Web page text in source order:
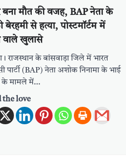
मौत की वजह, BAP नेता के
बेरहमी से हत्या, पोस्टमॉर्टम में
वाले खुलासे
राजस्थान के बांसवाड़ा जिले में भारत
पार्टी (BAP) नेता अशोक निनामा के भाई
के मामले में…
the love